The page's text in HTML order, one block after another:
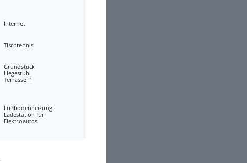
Internet
Tischtennis
Grundstück
Liegestuhl
Terrasse: 1
Fußbodenheizung
Ladestation für
Elektroautos